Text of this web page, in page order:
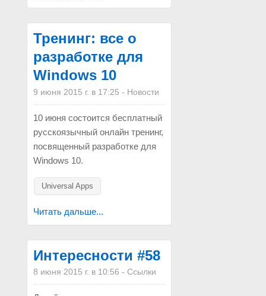
Тренинг: все о
разработке для
Windows 10
9 июня 2015 г. в 17:25 - Новости
10 июня состоится бесплатный
русскоязычный онлайн тренинг,
посвященный разработке для
Windows 10.
Universal Apps
Читать дальше...
Интересности #58
8 июня 2015 г. в 10:56 - Ссылки